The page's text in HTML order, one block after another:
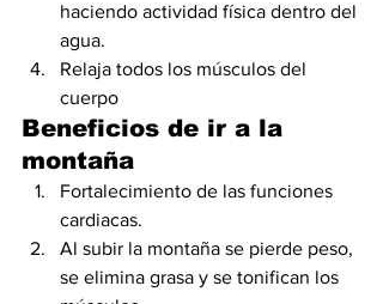
haciendo actividad física dentro del
agua.
Relaja todos los músculos del
cuerpo
Beneficios de ir a la
montaña
Fortalecimiento de las funciones
cardiacas.
Al subir la montaña se pierde peso,
se elimina grasa y se tonifican los